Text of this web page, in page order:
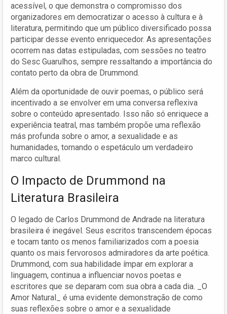
acessível, o que demonstra o compromisso dos
organizadores em democratizar o acesso à cultura e à
literatura, permitindo que um público diversificado possa
participar desse evento enriquecedor. As apresentações
ocorrem nas datas estipuladas, com sessões no teatro
do Sesc Guarulhos, sempre ressaltando a importância do
contato perto da obra de Drummond.
Além da oportunidade de ouvir poemas, o público será
incentivado a se envolver em uma conversa reflexiva
sobre o conteúdo apresentado. Isso não só enriquece a
experiência teatral, mas também propõe uma reflexão
más profunda sobre o amor, a sexualidade e as
humanidades, tornando o espetáculo um verdadeiro
marco cultural.
O Impacto de Drummond na
Literatura Brasileira
O legado de Carlos Drummond de Andrade na literatura
brasileira é inegável. Seus escritos transcendem épocas
e tocam tanto os menos familiarizados com a poesia
quanto os mais fervorosos admiradores da arte poética.
Drummond, com sua habilidade ímpar em explorar a
linguagem, continua a influenciar novos poetas e
escritores que se deparam com sua obra a cada dia. _O
Amor Natural_ é uma evidente demonstração de como
suas reflexões sobre o amor e a sexualidade